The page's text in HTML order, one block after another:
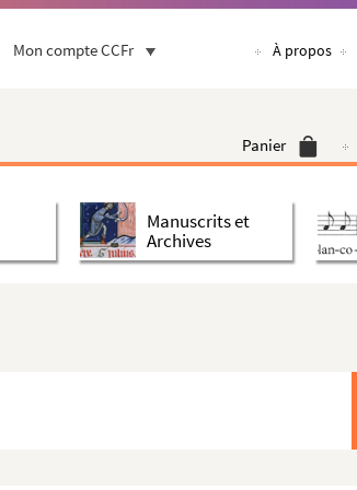
Mon compte CCFr À propos
Panier
Manuscrits et
Archives